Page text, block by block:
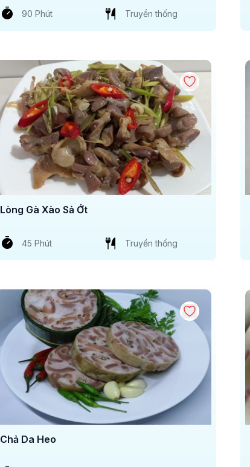
90 Phút Truyền thống
Lòng Gà Xào Sả Ớt
45 Phút Truyền thống
Chả Da Heo